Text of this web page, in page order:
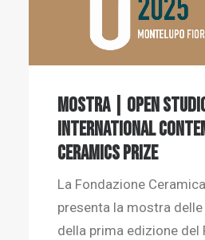
MOSTRA | OPEN
International
Ceramics Prize
La Fondazione
presenta la mostra
della prima edizione del